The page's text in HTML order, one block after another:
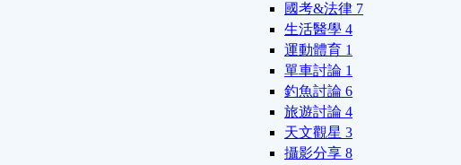
國考&法律 7
生活醫學 4
運動體育 1
單車討論 1
釣魚討論 6
旅遊討論 4
天文觀星 3
攝影分享 8